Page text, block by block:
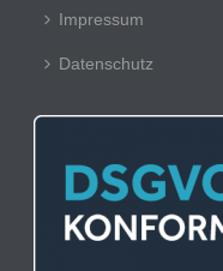
Impressum
Datenschutz